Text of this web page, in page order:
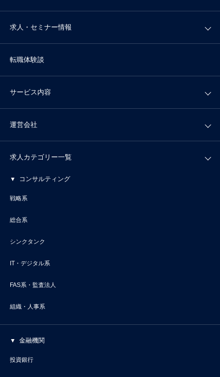
求人・セミナー情報
転職体験談
サービス内容
運営会社
求人カテゴリー一覧
コンサルティング
戦略系
総合系
シンクタンク
IT・デジタル系
FAS系・監査法人
組織・人事系
金融機関
投資銀行